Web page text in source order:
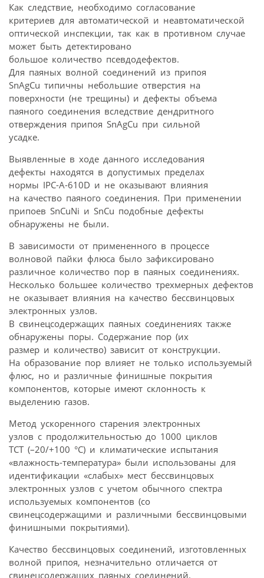
Как следствие, необходимо согласование
критериев для автоматической и неавтоматической
оптической инспекции, так как в противном случае
может быть детектировано
большое количество псевдодефектов.
Для паяных волной соединений из припоя
SnAgCu типичны небольшие отверстия на
поверхности (не трещины) и дефекты объема
паяного соединения вследствие дендритного
отверждения припоя SnAgCu при сильной
усадке.
Выявленные в ходе данного исследования
дефекты находятся в допустимых пределах
нормы IPC-A-610D и не оказывают влияния
на качество паяного соединения. При применении
припоев SnCuNi и SnCu подобные дефекты
обнаружены не были.
В зависимости от примененного в процессе
волновой пайки флюса было зафиксировано
различное количество пор в паяных соединениях.
Несколько большее количество трехмерных дефектов
не оказывает влияния на качество бессвинцовых
электронных узлов.
В свинецсодержащих паяных соединениях также
обнаружены поры. Содержание пор (их
размер и количество) зависит от конструкции.
На образование пор влияет не только используемый
флюс, но и различные финишные покрытия
компонентов, которые имеют склонность к
выделению газов.
Метод ускоренного старения электронных
узлов с продолжительностью до 1000 циклов
TCT (–20/+100 °C) и климатические испытания
«влажность-температура» были использованы для
идентификации «слабых» мест бессвинцовых
электронных узлов с учетом обычного спектра
используемых компонентов (со
свинецсодержащими и различными бессвинцовыми
финишными покрытиями).
Качество бессвинцовых соединений, изготовленных
волной припоя, незначительно отличается от
свинецсодержащих паяных соединений.